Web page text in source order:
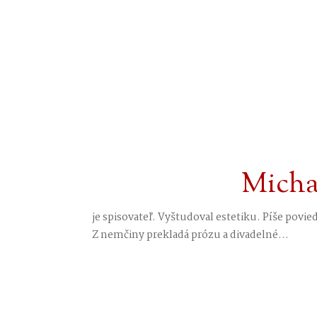
je spisovateľ. Vyštudoval estetiku. Píše
Z nemčiny prekladá prózu a divadelné...